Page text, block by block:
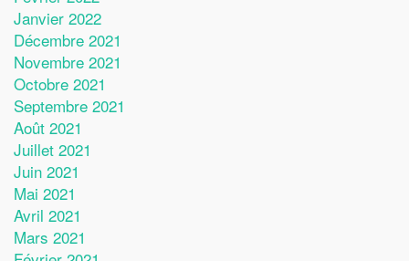
Janvier 2022
Décembre 2021
Novembre 2021
Octobre 2021
Septembre 2021
Août 2021
Juillet 2021
Juin 2021
Mai 2021
Avril 2021
Mars 2021